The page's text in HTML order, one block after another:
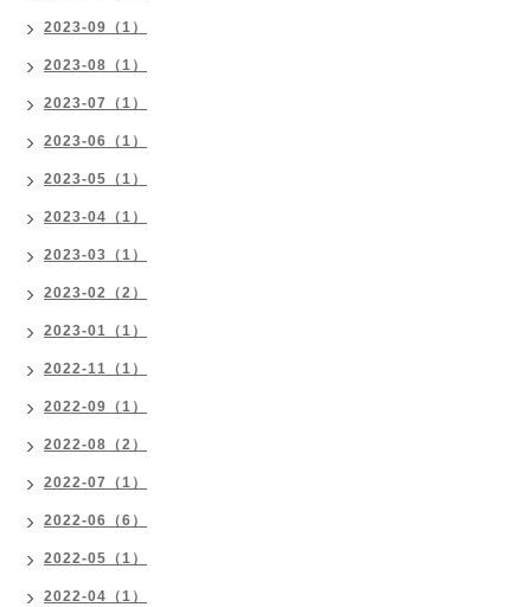
2023-09（1）
2023-08（1）
2023-07（1）
2023-06（1）
2023-05（1）
2023-04（1）
2023-03（1）
2023-02（2）
2023-01（1）
2022-11（1）
2022-09（1）
2022-08（2）
2022-07（1）
2022-06（6）
2022-05（1）
2022-04（1）